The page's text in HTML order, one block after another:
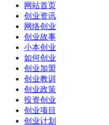
网站首页
创业资讯
网络创业
创业故事
小本创业
如何创业
创业加盟
创业教训
创业政策
投资创业
创业项目
创业计划